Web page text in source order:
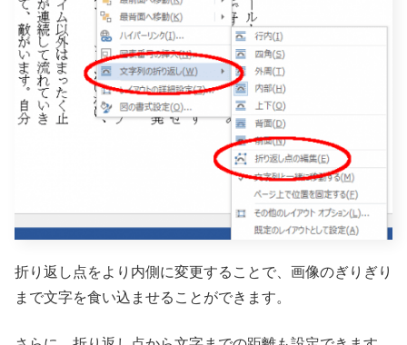
折り返し点をより内側に変更することで、画像のぎりぎり
まで文字を食い込ませることができます。